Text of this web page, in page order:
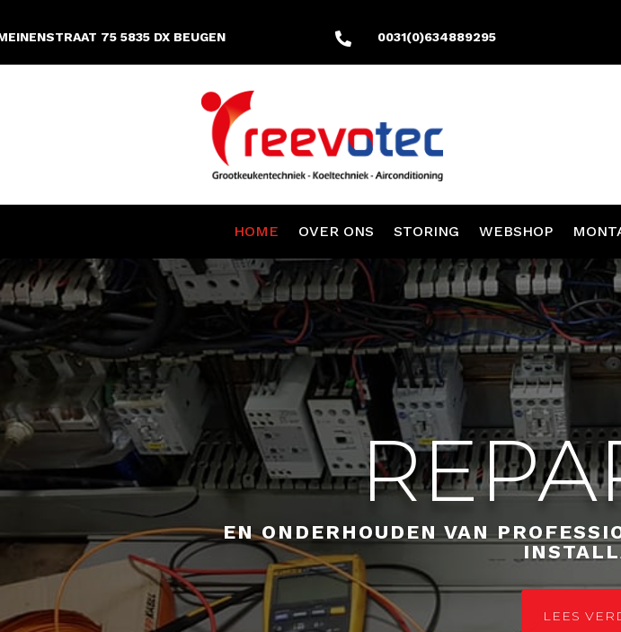
75 5835 DX BEUGEN  0031(0)634889295
HOME OVER ONS STORING WEBSHOP
EN ONDERHOUDEN VAN
LEES